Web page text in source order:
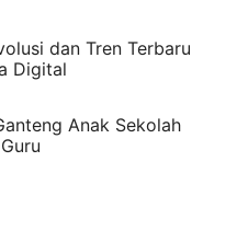
dan Tren Terbaru
Digital
Anak Sekolah